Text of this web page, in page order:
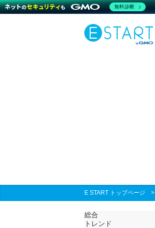
E START トップページ >
総合
トレンド
無料診断